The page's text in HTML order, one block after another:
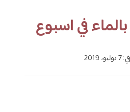
في اسبوع
2019